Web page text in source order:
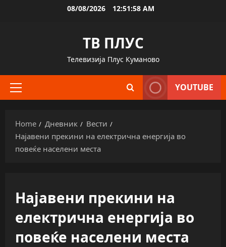
08/08/2026 12:51:59 AM
ТВ ПЛУС
Телевизија Плус Куманово
Primary
YOUTUBE
Home Дневник
Вести
Најавени прекини на електрична енергија во
повеќе населени места
Најавени прекини на
електрична енергија во
повеќе населени места